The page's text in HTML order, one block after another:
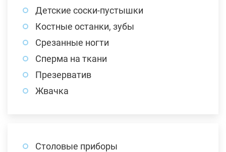
Детские соски-пустышки
Костные останки, зубы
Срезанные ногти
Сперма на ткани
Презерватив
Жвачка
Столовые приборы